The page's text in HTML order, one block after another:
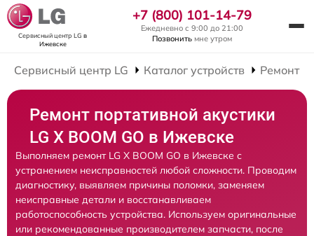
Сервисный центр LG в
Ижевске
+7 (800) 101-14-79
Ежедневно с 9:00 до 21:00
Позвонить мне утром
Сервисный центр LG Каталог устройств Ремонт
Ремонт портативной акустики
LG X BOOM GO в Ижевске
Выполняем ремонт LG X BOOM GO в Ижевске с
устранением неисправностей любой сложности. Проводим
диагностику, выявляем причины поломки, заменяем
неисправные детали и восстанавливаем
работоспособность устройства. Используем оригинальные
или рекомендованные производителем запчасти, после